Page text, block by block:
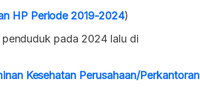
HP Periode 2019-2024)
pada 2024 lalu di
Kesehatan Perusahaan/Perkantoran